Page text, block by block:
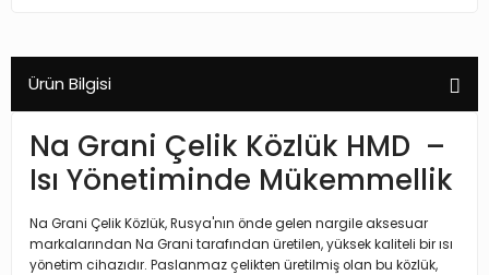
Ürün Bilgisi
Na Grani Çelik Közlük HMD –
Isı Yönetiminde Mükemmellik
Na Grani Çelik Közlük, Rusya'nın önde gelen nargile aksesuar
markalarından Na Grani tarafından üretilen, yüksek kaliteli bir ısı
yönetim cihazıdır. Paslanmaz çelikten üretilmiş olan bu közlük,